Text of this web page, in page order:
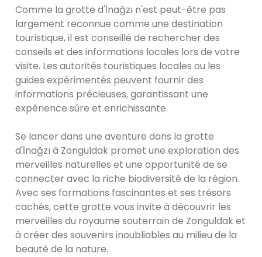
Comme la grotte d'İnağzı n'est peut-être pas
largement reconnue comme une destination
touristique, il est conseillé de rechercher des
conseils et des informations locales lors de votre
visite. Les autorités touristiques locales ou les
guides expérimentés peuvent fournir des
informations précieuses, garantissant une
expérience sûre et enrichissante.
Se lancer dans une aventure dans la grotte
d'İnağzı à Zonguldak promet une exploration des
merveilles naturelles et une opportunité de se
connecter avec la riche biodiversité de la région.
Avec ses formations fascinantes et ses trésors
cachés, cette grotte vous invite à découvrir les
merveilles du royaume souterrain de Zonguldak et
à créer des souvenirs inoubliables au milieu de la
beauté de la nature.